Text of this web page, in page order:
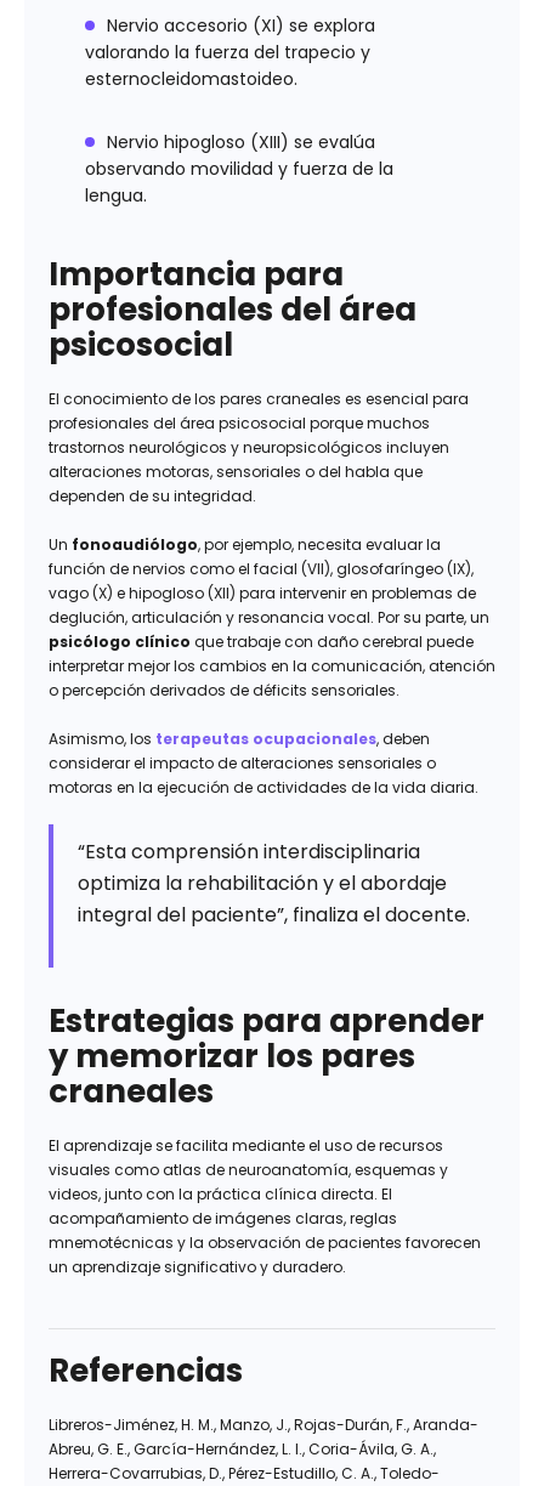
Nervio accesorio (XI) se explora
valorando la fuerza del trapecio y
esternocleidomastoideo.
Nervio hipogloso (XIII) se evalúa
observando movilidad y fuerza de la
lengua.
Importancia para
profesionales del área
psicosocial
El conocimiento de los pares craneales es esencial para
profesionales del área psicosocial porque muchos
trastornos neurológicos y neuropsicológicos incluyen
alteraciones motoras, sensoriales o del habla que
dependen de su integridad.
Un fonoaudiólogo, por ejemplo, necesita evaluar la
función de nervios como el facial (VII), glosofaríngeo (IX),
vago (X) e hipogloso (XII) para intervenir en problemas de
deglución, articulación y resonancia vocal. Por su parte, un
psicólogo clínico que trabaje con daño cerebral puede
interpretar mejor los cambios en la comunicación, atención
o percepción derivados de déficits sensoriales.
Asimismo, los terapeutas ocupacionales, deben
considerar el impacto de alteraciones sensoriales o
motoras en la ejecución de actividades de la vida diaria.
“Esta comprensión interdisciplinaria
optimiza la rehabilitación y el abordaje
integral del paciente”, finaliza el docente.
Estrategias para aprender
y memorizar los pares
craneales
El aprendizaje se facilita mediante el uso de recursos
visuales como atlas de neuroanatomía, esquemas y
videos, junto con la práctica clínica directa. El
acompañamiento de imágenes claras, reglas
mnemotécnicas y la observación de pacientes favorecen
un aprendizaje significativo y duradero.
Referencias
Libreros-Jiménez, H. M., Manzo, J., Rojas-Durán, F., Aranda-
Abreu, G. E., García-Hernández, L. I., Coria-Ávila, G. A.,
Herrera-Covarrubias, D., Pérez-Estudillo, C. A., Toledo-